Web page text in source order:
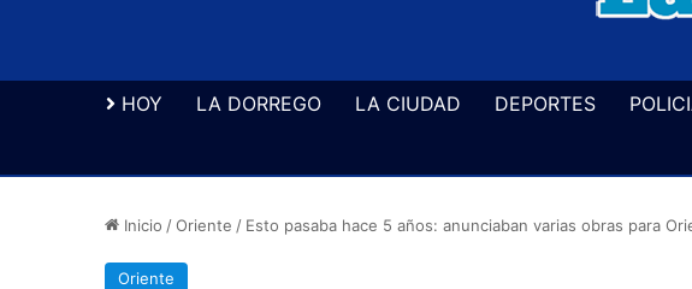
HOY LA DORREGO LA CIUDAD DEPORTES
Inicio /Oriente / Esto pasaba hace 5 años: anunciaban varias obras para
Oriente